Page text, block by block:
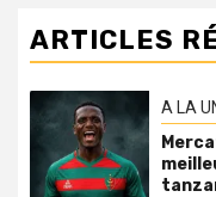
ARTICLES
A LA